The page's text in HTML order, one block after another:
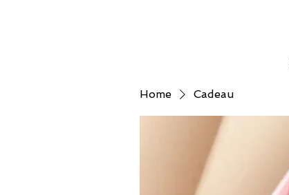
Home Cadeau